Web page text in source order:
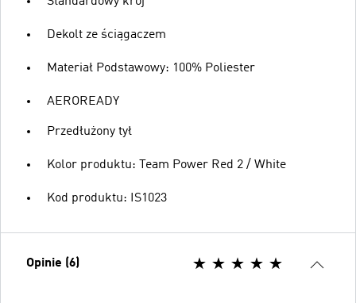
Dekolt ze ściągaczem
Materiał Podstawowy: 100% Poliester
AEROREADY
Przedłużony tył
Kolor produktu: Team Power Red 2 / White
Kod produktu: IS1023
Opinie (6)